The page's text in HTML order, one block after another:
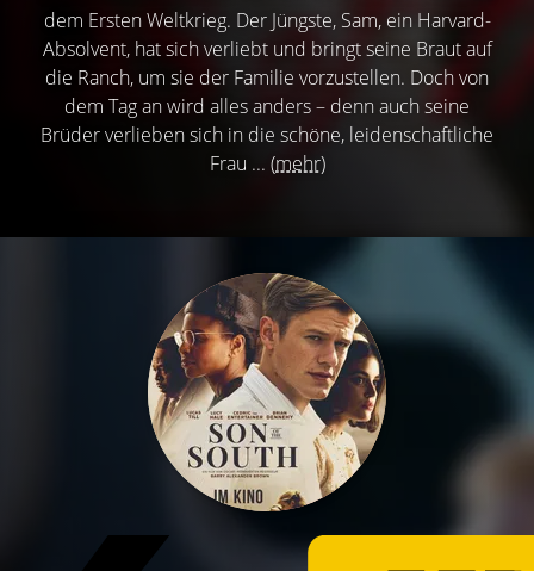
dem Ersten Weltkrieg. Der Jüngste, Sam, ein Harvard-
Absolvent, hat sich verliebt und bringt seine Braut auf
die Ranch, um sie der Familie vorzustellen. Doch von
dem Tag an wird alles anders – denn auch seine
Brüder verlieben sich in die schöne, leidenschaftliche
Frau ... (mehr)